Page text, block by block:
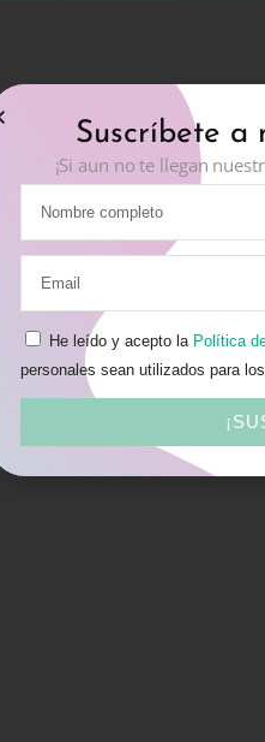
Suscríbete a
¡Si aun no te llegan
He leído y acepto la Política
personales sean utilizados para